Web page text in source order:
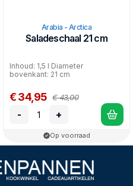
Arabia - Arctica
Saladeschaal 21 cm
Inhoud: 1,5 l Diameter
bovenkant: 21 cm
€ 34,95 € 43,00
- +
Op voorraad